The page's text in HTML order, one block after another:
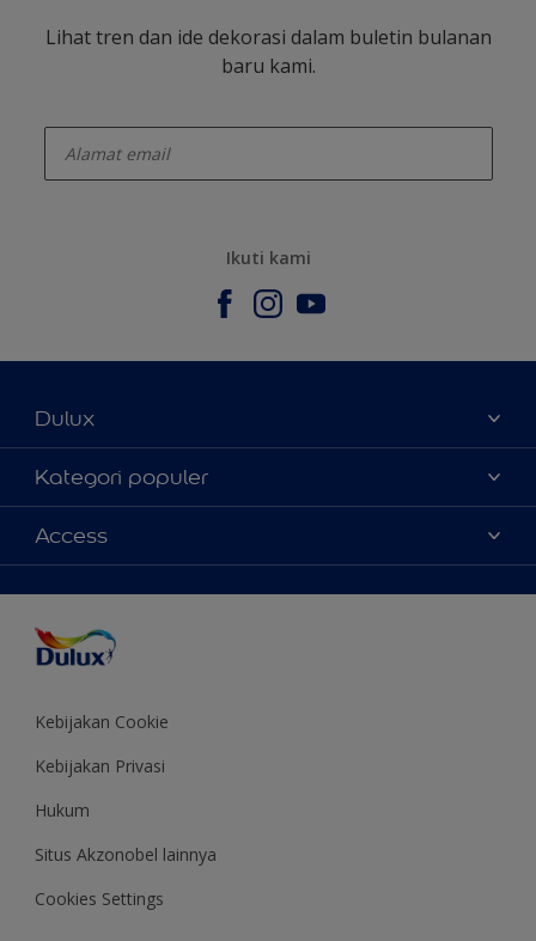
Lihat tren dan ide dekorasi dalam buletin bulanan
baru kami.
Ikuti kami
Dulux
Tentang Kami
Contact us
Temukan toko
Kategori populer
Warna
Produk
Inspirasi
Saran Mendekorasi
Colour of the Year
Access
Kebijakan Cookie
Kebijakan Privasi
Hukum
Situs Akzonobel lainnya
Cookies Settings